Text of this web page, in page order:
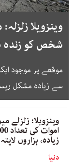
وینزویلا
شخص کو زندہ
موقعے پر موجود
سے زیادہ مشکل
وینزویلا: زلزلے
زیادہ، ہزاروں لاپتہ
دنیا